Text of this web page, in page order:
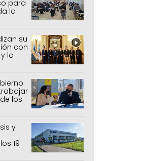
para
la
su
con
la
los
y
y
19